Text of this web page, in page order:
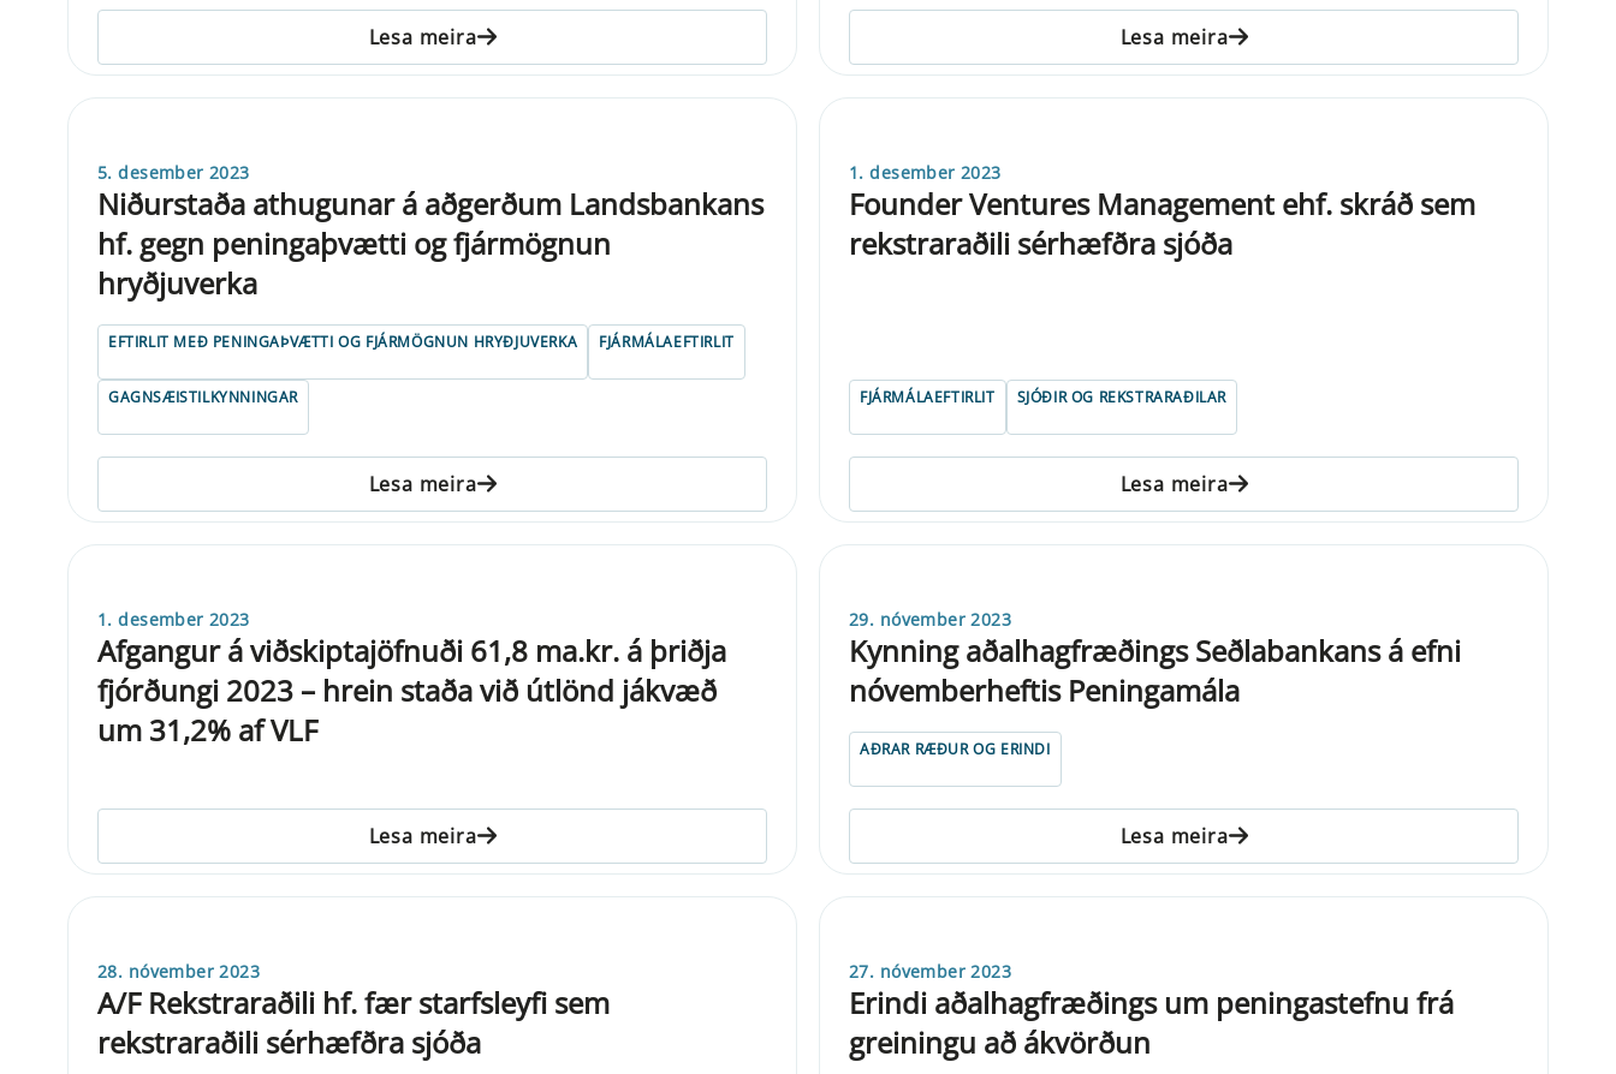
Lesa meira Lesa meira
5. desember 2023
Niðurstaða athugunar á aðgerðum Landsbankans
hf. gegn peningaþvætti og fjármögnun
hryðjuverka
EFTIRLIT MEÐ PENINGAÞVÆTTI OG FJÁRMÖGNUN HRYÐJUVERKA FJÁRMÁLAEFTIRLIT
GAGNSÆISTILKYNNINGAR
Lesa meira
1. desember 2023
Founder Ventures Management ehf. skráð sem
rekstraraðili sérhæfðra sjóða
FJÁRMÁLAEFTIRLIT SJÓÐIR OG REKSTRARAÐILAR
Lesa meira
1. desember 2023
Afgangur á viðskiptajöfnuði 61,8 ma.kr. á þriðja
fjórðungi 2023 – hrein staða við útlönd jákvæð
um 31,2% af VLF
Lesa meira
29. nóvember 2023
Kynning aðalhagfræðings Seðlabankans á efni
nóvemberheftis Peningamála
AÐRAR RÆÐUR OG ERINDI
Lesa meira
28. nóvember 2023
A/F Rekstraraðili hf. fær starfsleyfi sem
rekstraraðili sérhæfðra sjóða
27. nóvember 2023
Erindi aðalhagfræðings um peningastefnu frá
greiningu að ákvörðun